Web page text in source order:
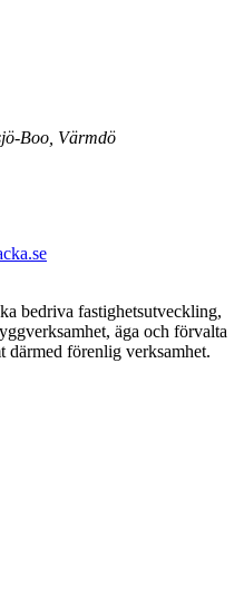
Boo, Värmdö
bedriva fastighetsutveckling,
äga och förvalta
därmed förenlig verksamhet.